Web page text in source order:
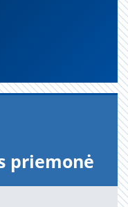
prie­mo­nė